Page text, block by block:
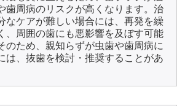
歯周病のリスクが高くなります。治
なケアが難しい場合には、再発を繰
、周囲の歯にも悪影響を及ぼす可能
のため、親知らずが虫歯や歯周病に
は、抜歯を検討・推奨することがあ